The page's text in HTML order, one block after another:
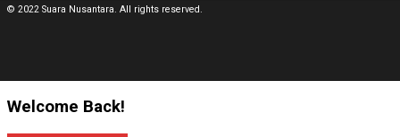
© 2022 Suara Nusantara. All rights reserved.
Welcome Back!